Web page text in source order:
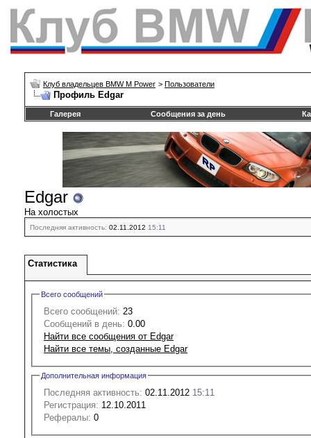
Клуб владельцев BMW M Power > Пользователи
Профиль Edgar
Галерея Сообщения за день
Edgar
На холостых
Последняя активность: 02.11.2012 15:11
Статистика
Всего сообщений
Всего сообщений: 23
Сообщений в день: 0.00
Найти все сообщения от Edgar
Найти все темы, созданные Edgar
Дополнительная информация
Последняя активность: 02.11.2012 15:11
Регистрация: 12.10.2011
Рефералы: 0